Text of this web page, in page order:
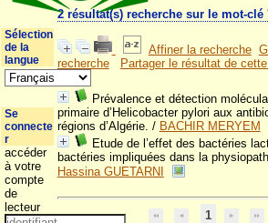
2 résultat(s) recherche sur le mot-
Affiner la recherche
recherche
Partager le résultat de
Prévalence et détection
primaire d’Helicobacter pylori aux
régions d’Algérie. / BACHIR MERYEM
Etude de l’effet des bactéries
bactéries impliquées dans la
Hassina GUETARNI
1
Sélection
de la
langue
Se
connecte
r
accéder
à votre
compte
de
lecteur